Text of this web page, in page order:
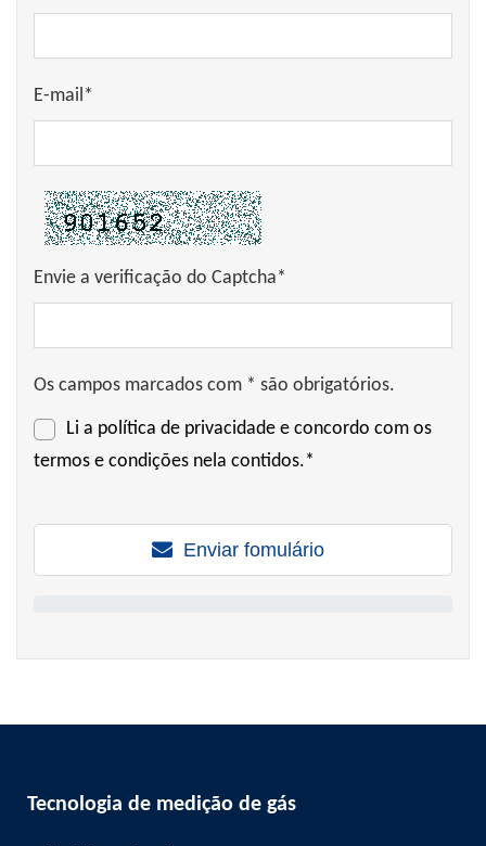
E-mail*
Envie a verificação do Captcha*
Os campos marcados com * são obrigatórios.
Li a política de privacidade e concordo com os
termos e condições nela contidos.*
Enviar fomulário
Tecnologia de medição de gás